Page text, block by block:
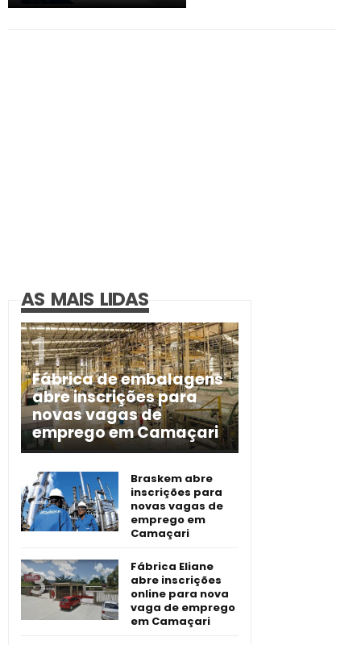
AS MAIS LIDAS
Fábrica de embalagens
abre inscrições para
novas vagas de
emprego em Camaçari
Braskem abre
inscrições para
novas vagas de
emprego em
Camaçari
Fábrica Eliane
abre inscrições
online para nova
vaga de emprego
em Camaçari